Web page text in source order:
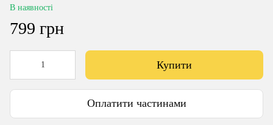
В наявності
799 грн
Купити
Оплатити частинами